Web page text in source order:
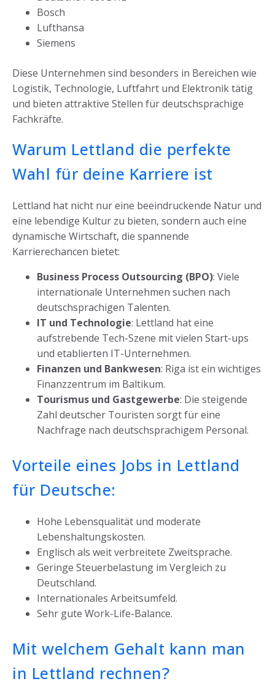
Bosch
Lufthansa
Siemens
Diese Unternehmen sind besonders in Bereichen wie
Logistik, Technologie, Luftfahrt und Elektronik tätig
und bieten attraktive Stellen für deutschsprachige
Fachkräfte.
Warum Lettland die perfekte
Wahl für deine Karriere ist
Lettland hat nicht nur eine beeindruckende Natur und
eine lebendige Kultur zu bieten, sondern auch eine
dynamische Wirtschaft, die spannende
Karrierechancen bietet:
Business Process Outsourcing (BPO): Viele
internationale Unternehmen suchen nach
deutschsprachigen Talenten.
IT und Technologie: Lettland hat eine
aufstrebende Tech-Szene mit vielen Start-ups
und etablierten IT-Unternehmen.
Finanzen und Bankwesen: Riga ist ein wichtiges
Finanzzentrum im Baltikum.
Tourismus und Gastgewerbe: Die steigende
Zahl deutscher Touristen sorgt für eine
Nachfrage nach deutschsprachigem Personal.
Vorteile eines Jobs in Lettland
für Deutsche:
Hohe Lebensqualität und moderate
Lebenshaltungskosten.
Englisch als weit verbreitete Zweitsprache.
Geringe Steuerbelastung im Vergleich zu
Deutschland.
Internationales Arbeitsumfeld.
Sehr gute Work-Life-Balance.
Mit welchem Gehalt kann man
in Lettland rechnen?